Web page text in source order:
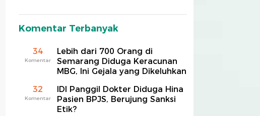
Komentar Terbanyak
34
Komentar
Lebih dari 700 Orang di
Semarang Diduga Keracunan
MBG, Ini Gejala yang Dikeluhkan
32
Komentar
IDI Panggil Dokter Diduga Hina
Pasien BPJS, Berujung Sanksi
Etik?